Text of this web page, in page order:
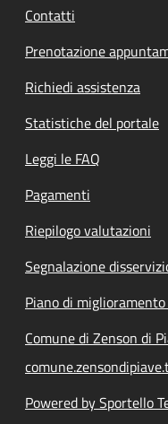
Contatti
Prenotazione
Richiedi assistenza
Statistiche del portale
Leggi le FAQ
Pagamenti
Riepilogo valutazioni
Segnalazione
Piano di
Comune di Zenson di
Powered by Sportello